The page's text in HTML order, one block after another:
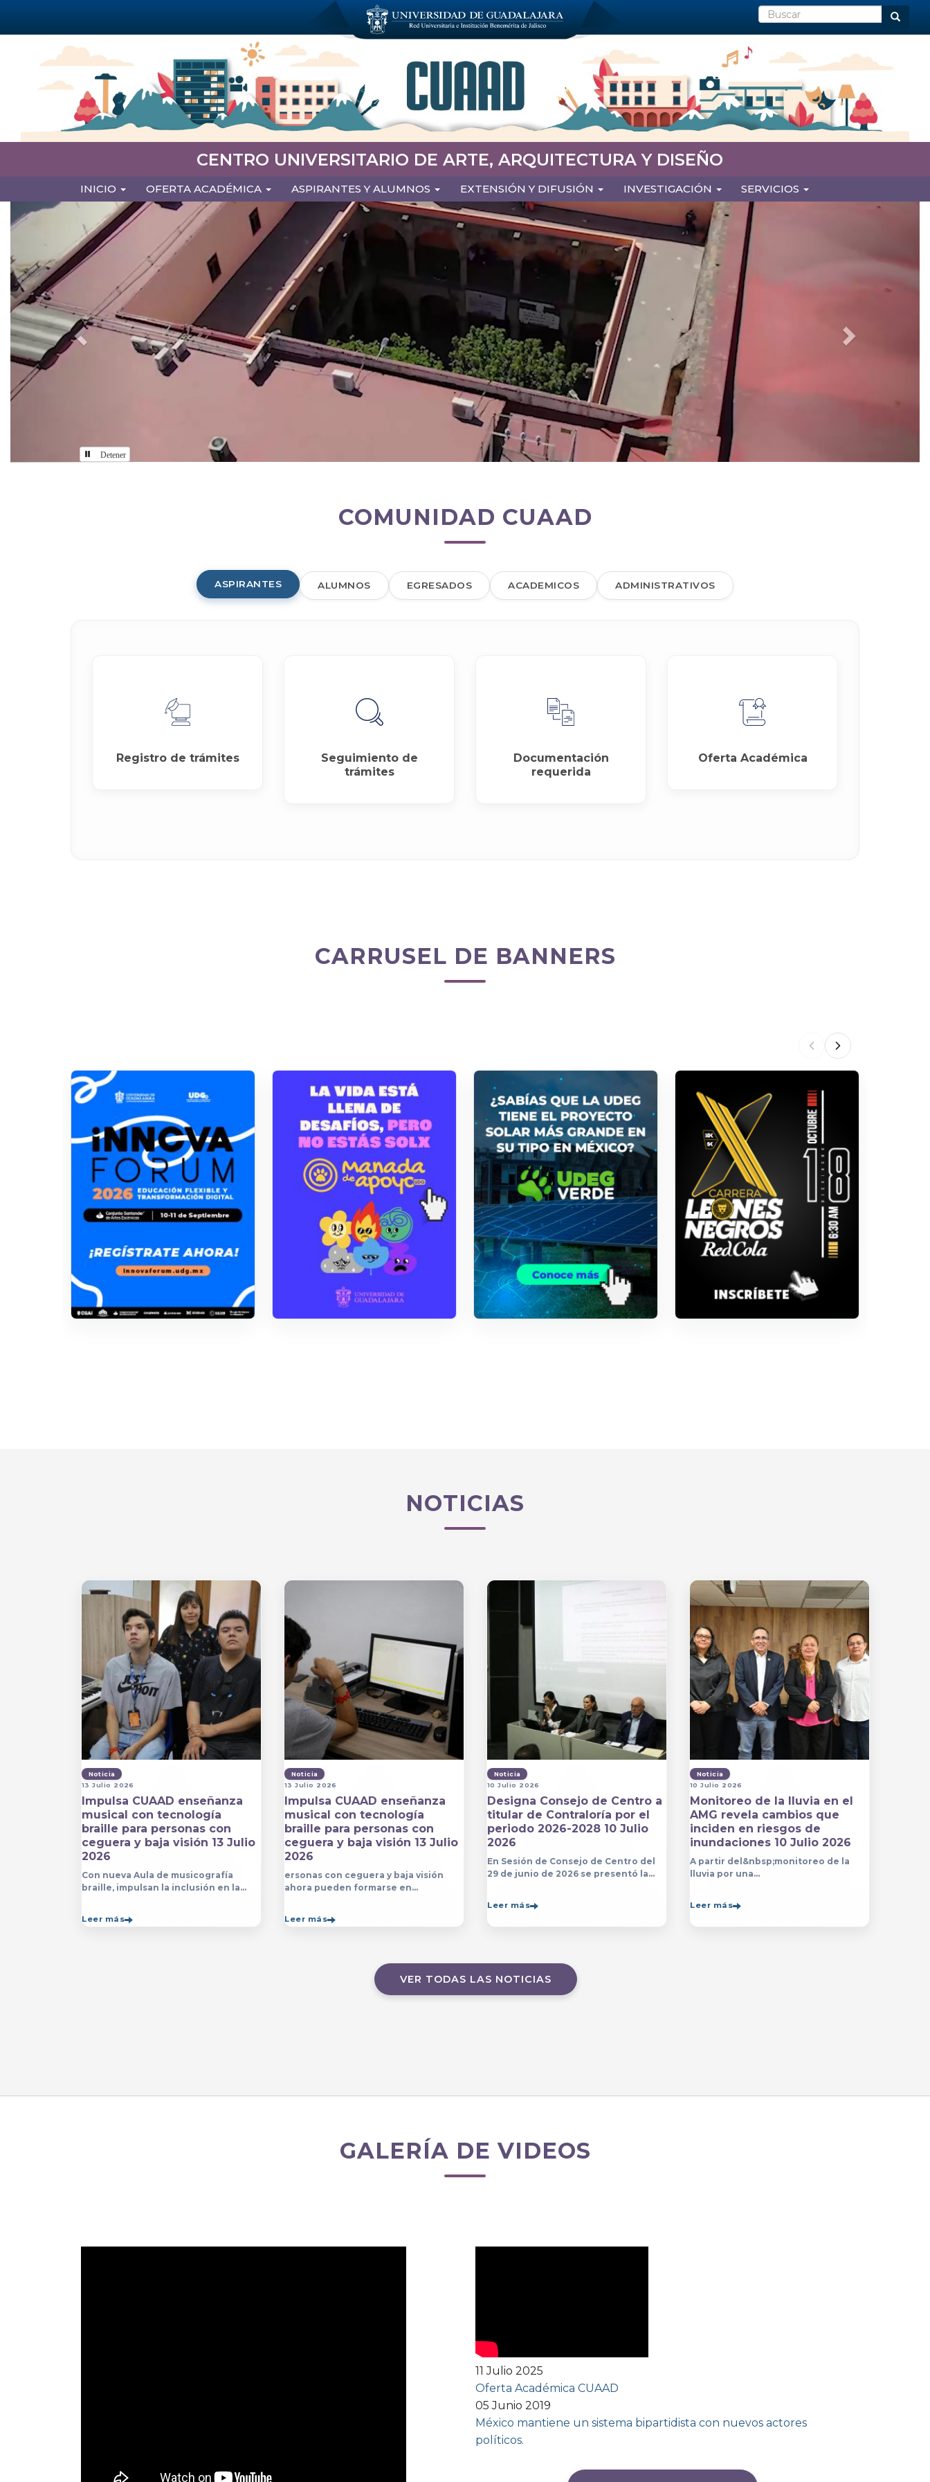
principal
Buscar Buscar
CENTRO UNIVERSITARIO DE ARTE, ARQUITECTURA Y DISEÑO
MAIN
NAVIGATION
INICIO OFERTA ACADÉMICA ASPIRANTES Y ALUMNOS EXTENSIÓN Y DIFUSIÓN INVESTIGACIÓN SERVICIOS
Previous Next
Detener
COMUNIDAD CUAAD
ASPIRANTES ALUMNOS EGRESADOS ACADEMICOS ADMINISTRATIVOS
Registro de trámites
Seguimiento de
trámites
Documentación
requerida
Oferta Académica
CARRUSEL DE BANNERS
NOTICIAS
Noticia
13 Julio 2026
Impulsa CUAAD enseñanza
musical con tecnología
braille para personas con
ceguera y baja visión 13 Julio
2026
Con nueva Aula de musicografía
braille, impulsan la inclusión en la
visual se formen con mayor
Leer más
Noticia
13 Julio 2026
Impulsa CUAAD enseñanza
musical con tecnología
braille para personas con
ceguera y baja visión 13 Julio
2026
ersonas con ceguera y baja visión
ahora pueden formarse en
imparten en el&nbsp;
Leer más
Noticia
10 Julio 2026
Designa Consejo de Centro a
titular de Contraloría por el
periodo 2026-2028 10 Julio
2026
En Sesión de Consejo de Centro del
29 de junio de 2026 se presentó la
Contraloría del Centro Universitario
Leer más
Noticia
10 Julio 2026
Monitoreo de la lluvia en el
AMG revela cambios que
inciden en riesgos de
inundaciones 10 Julio 2026
A partir del&nbsp;monitoreo de la
lluvia por una
(UdeG)&nbsp;han constatado que la
Leer más
VER TODAS LAS NOTICIAS
GALERÍA DE VIDEOS
11 Julio 2025
Oferta Académica CUAAD
05 Junio 2019
México mantiene un sistema bipartidista con nuevos actores
políticos.